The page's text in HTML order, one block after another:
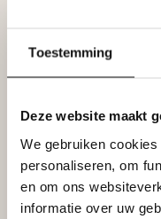
Toestemming
Deze website maakt
We gebruiken
personaliseren, om
en om ons
informatie over uw
verlichting
verlichting
Specificaties
Leverancier
Reviews
Tags